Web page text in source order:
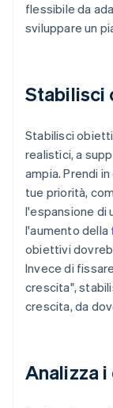
flessibile da
sviluppare un
Stabilisci
Stabilisci
realistici, a
ampia. Prendi
tue priorità,
l'espansione di
l'aumento della
obiettivi
Invece di
crescita",
crescita, da
Analizza